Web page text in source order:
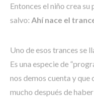
Entonces el niño crea
salvo: Ahí nace el
Uno de esos trances se
Es una especie de
nos demos cuenta y que
mucho después de